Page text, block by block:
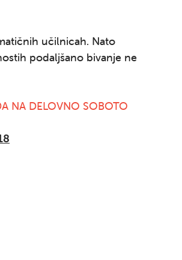
učilnicah. Nato
podaljšano bivanje ne
NA DELOVNO SOBOTO